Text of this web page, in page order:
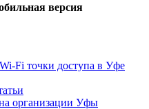
версия
Fi точки доступа в Уфе
организации Уфы